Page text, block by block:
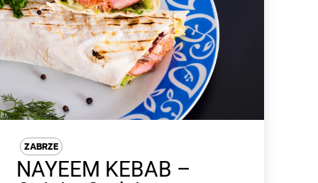
ZABRZE
NAYEEM KEBAB –